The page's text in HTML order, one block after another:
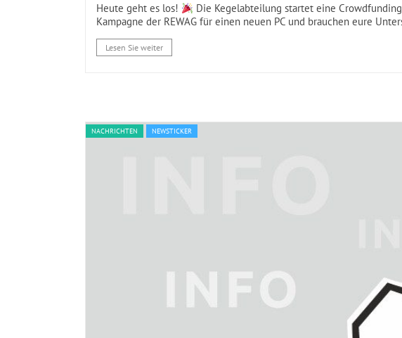
Heute geht es los!
Die Kegelabteilung startet eine
Kampagne der REWAG für einen neuen PC und brauchen eure
Lesen Sie weiter
NACHRICHTEN NEWSTICKER